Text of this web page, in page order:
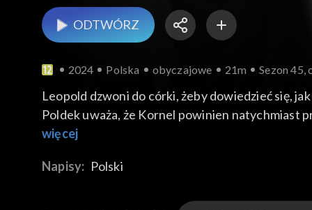
ODTWÓRZ
2024 Polska obyczajowe 21m Sezon 45,
Leopold dzwoni do córki, żeby dowiedzieć się,
Poldek uważa, że Kornel powinien natychmiast
Bostonu dzwoni zdenerwowany Pawełek.
nie podoba mu się efekt, ale kiedy Milecka
więcej
Napisy: Polski